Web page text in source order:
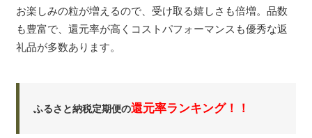
お楽しみの粒が増えるので、受け取る嬉しさも倍増。品数
も豊富で、還元率が高くコストパフォーマンスも優秀な返
礼品が多数あります。
ふるさと納税定期便の還元率ランキング！！